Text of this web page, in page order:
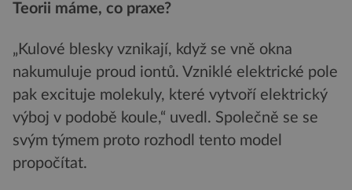
Teorii máme, co praxe?
„Kulové blesky vznikají, když se vně okna
nakumuluje proud iontů. Vzniklé elektrické pole
pak excituje molekuly, které vytvoří elektrický
výboj v podobě koule,“ uvedl. Společně se se
svým týmem proto rozhodl tento model
propočítat.